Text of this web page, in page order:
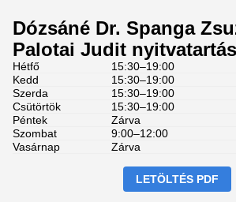
Dózsáné Dr. Spanga
Palotai Judit
Hétfő
15:30–19:00
Kedd
15:30–19:00
Szerda
15:30–19:00
Csütörtök
15:30–19:00
Péntek
Zárva
Szombat
9:00–12:00
Vasárnap
Zárva
LETÖLTÉS PDF